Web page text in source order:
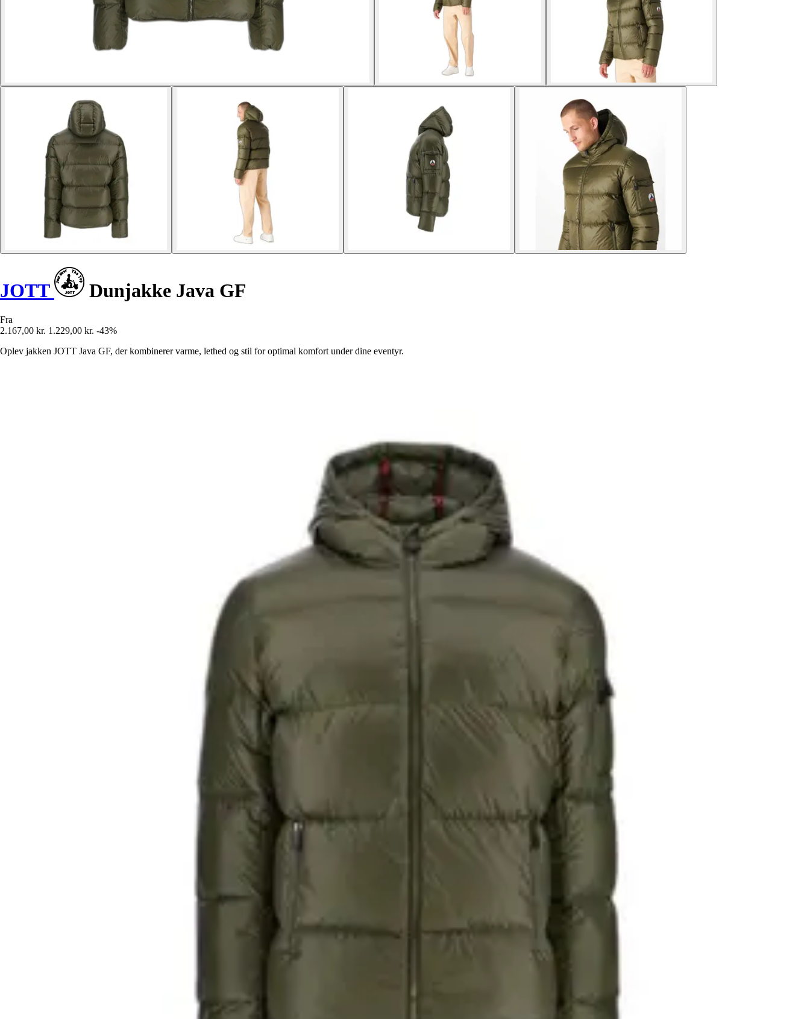
JOTT Dunjakke Java GF
Fra
2.167,00 kr. 1.229,00 kr. -43%
Oplev jakken JOTT Java GF, der kombinerer varme, lethed og stil for optimal komfort under dine eventyr.